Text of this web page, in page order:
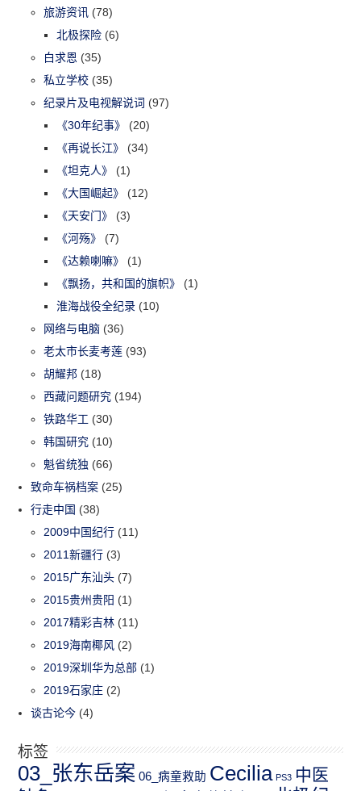
旅游资讯 (78)
北极探险 (6)
白求恩 (35)
私立学校 (35)
纪录片及电视解说词 (97)
《30年纪事》
(20)
《再说长江》
(34)
《坦克人》
(1)
《大国崛起》
(12)
《天安门》
(3)
《河殇》
(7)
《达赖喇嘛》
(1)
《飘扬，共和国的旗帜》
(1)
淮海战役全纪录 (10)
网络与电脑 (36)
老太市长麦考莲 (93)
胡耀邦 (18)
西藏问题研究 (194)
铁路华工 (30)
韩国研究 (10)
魁省统独 (66)
致命车祸档案 (25)
行走中国 (38)
2009中国纪行 (11)
2011新疆行 (3)
2015广东汕头 (7)
2015贵州贵阳 (1)
2017精彩吉林 (11)
2019海南椰风 (2)
2019深圳华为总部 (1)
2019石家庄 (2)
谈古论今 (4)
标签
03_张东岳案 06_病童救助 Cecilia PS3 中医